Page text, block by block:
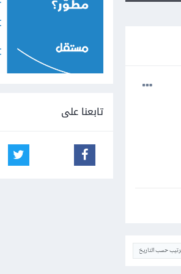
حسب التاريخ
تابعنا على